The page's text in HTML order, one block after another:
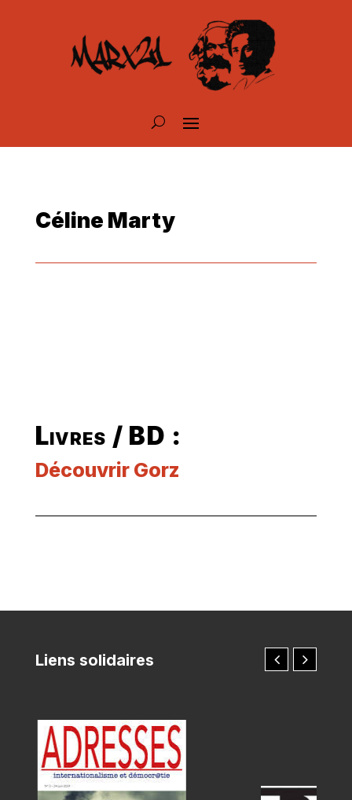
Céline Marty
Livres / BD :
Découvrir Gorz
Liens solidaires